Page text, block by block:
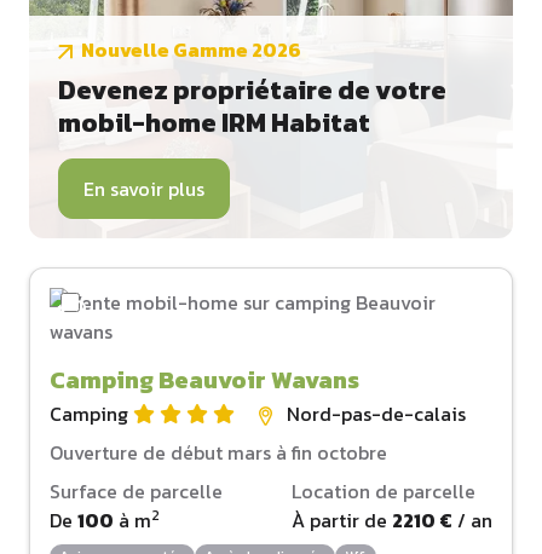
Nouvelle Gamme 2026
Devenez propriétaire de votre
mobil-home IRM Habitat
En savoir plus
Camping Beauvoir Wavans
Camping
Nord-pas-de-calais
Ouverture de début mars à fin octobre
Surface de parcelle
De 100 à m2
Location de parcelle
À partir de 2210 € / an